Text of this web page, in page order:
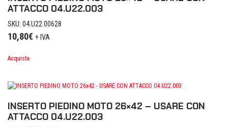
ATTACCO 04.U22.003
SKU: 04.U22.00628
10,80€ + IVA
Acquista
INSERTO PIEDINO MOTO 26×42 – USARE CON
ATTACCO 04.U22.003